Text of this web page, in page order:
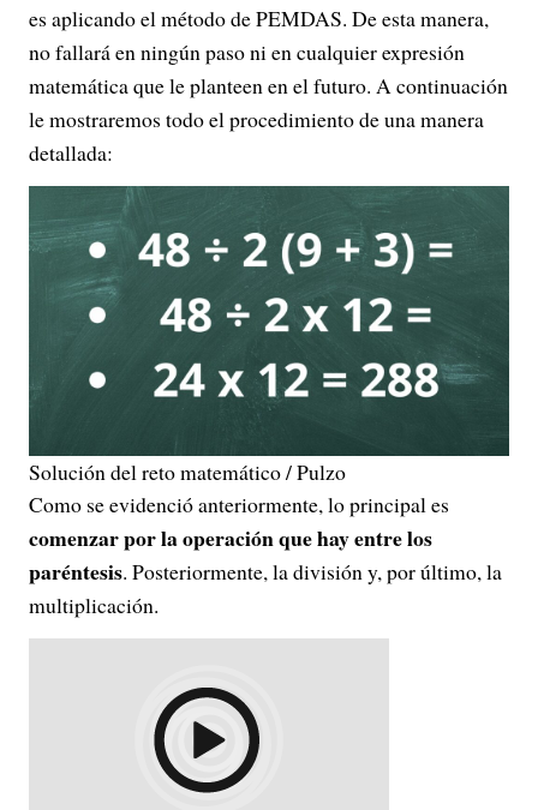
es aplicando el método de PEMDAS. De esta manera,
no fallará en ningún paso ni en cualquier expresión
matemática que le planteen en el futuro. A continuación
le mostraremos todo el procedimiento de una manera
detallada:
Solución del reto matemático / Pulzo
Como se evidenció anteriormente, lo principal es
comenzar por la operación que hay entre los
paréntesis. Posteriormente, la división y, por último, la
multiplicación.